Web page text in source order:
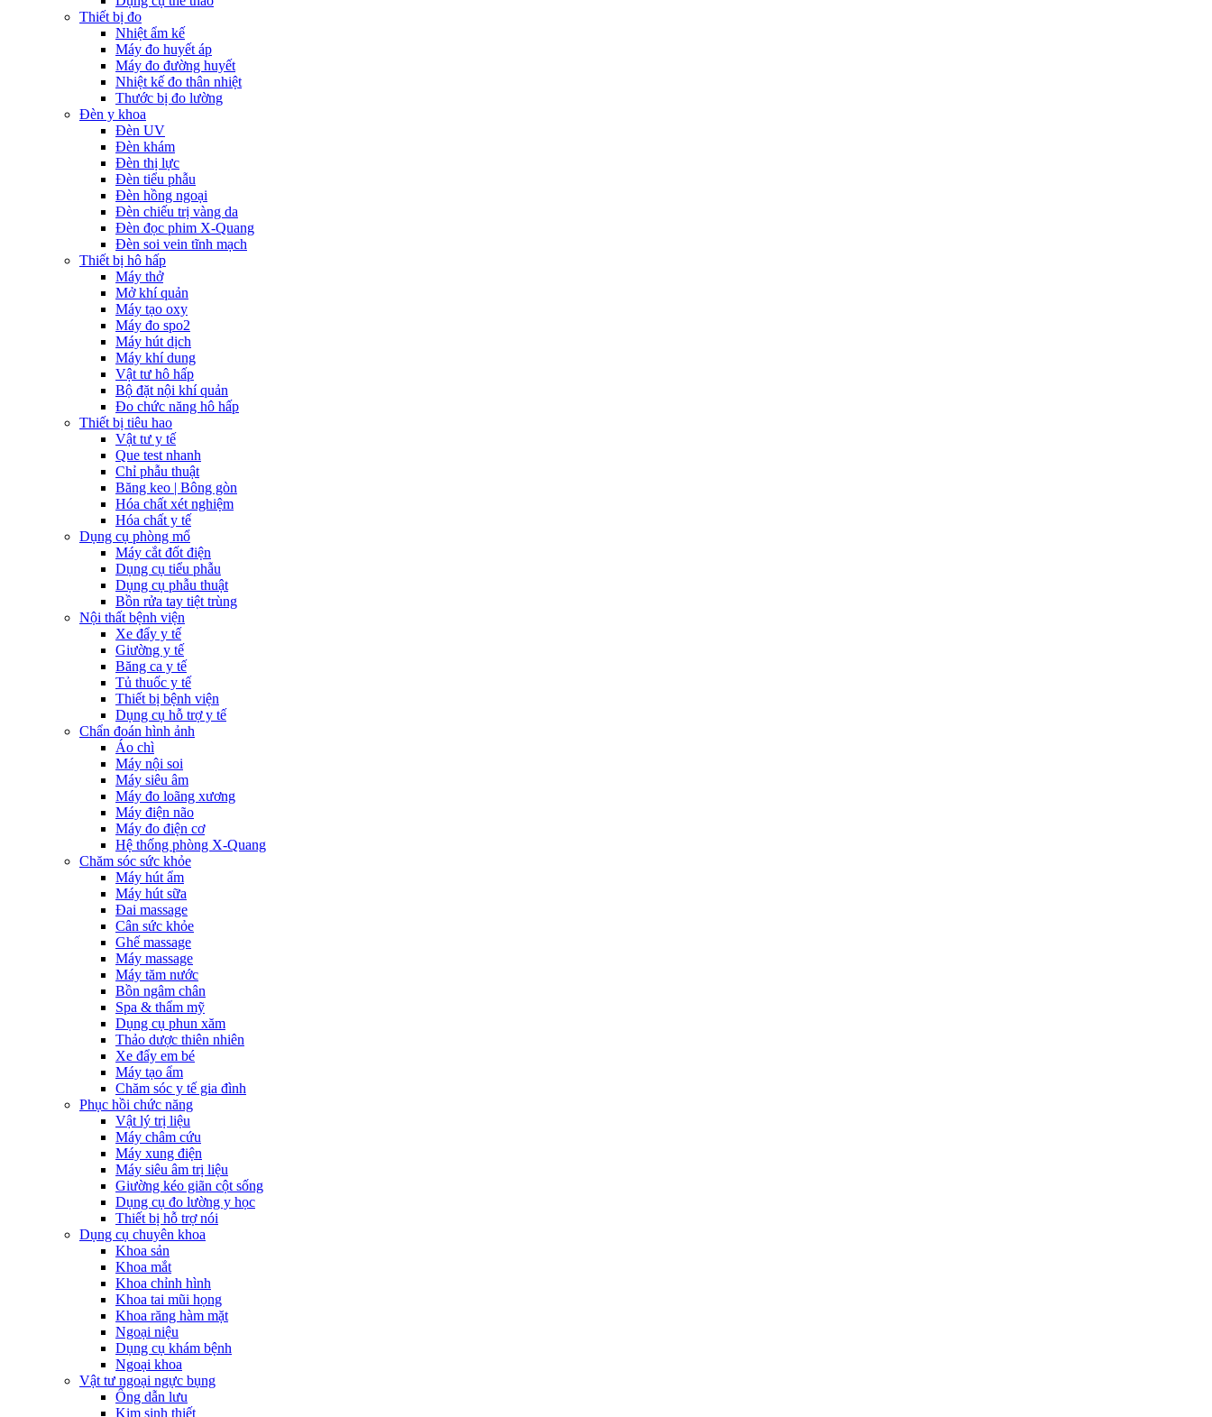
Thiết bị đo
Nhiệt ẩm kế
Máy đo huyết áp
Máy đo đường huyết
Nhiệt kế đo thân nhiệt
Thước bị đo lường
Đèn y khoa
Đèn UV
Đèn khám
Đèn thị lực
Đèn tiểu phẫu
Đèn hồng ngoại
Đèn chiếu trị vàng da
Đèn đọc phim X-Quang
Đèn soi vein tĩnh mạch
Thiết bị hô hấp
Máy thở
Mở khí quản
Máy tạo oxy
Máy đo spo2
Máy hút dịch
Máy khí dung
Vật tư hô hấp
Bộ đặt nội khí quản
Đo chức năng hô hấp
Thiết bị tiêu hao
Vật tư y tế
Que test nhanh
Chỉ phẫu thuật
Băng keo | Bông gòn
Hóa chất xét nghiệm
Hóa chất y tế
Dụng cụ phòng mổ
Máy cắt đốt điện
Dụng cụ tiểu phẫu
Dụng cụ phẫu thuật
Bồn rửa tay tiệt trùng
Nội thất bệnh viện
Xe đẩy y tế
Giường y tế
Băng ca y tế
Tủ thuốc y tế
Thiết bị bệnh viện
Dụng cụ hỗ trợ y tế
Chẩn đoán hình ảnh
Áo chì
Máy nội soi
Máy siêu âm
Máy đo loãng xương
Máy điện não
Máy đo điện cơ
Hệ thống phòng X-Quang
Chăm sóc sức khỏe
Máy hút ẩm
Máy hút sữa
Đai massage
Cân sức khỏe
Ghế massage
Máy massage
Máy tăm nước
Bồn ngâm chân
Spa & thẩm mỹ
Dụng cụ phun xăm
Thảo dược thiên nhiên
Xe đẩy em bé
Máy tạo ẩm
Chăm sóc y tế gia đình
Phục hồi chức năng
Vật lý trị liệu
Máy châm cứu
Máy xung điện
Máy siêu âm trị liệu
Giường kéo giãn cột sống
Dụng cụ đo lường y học
Thiết bị hỗ trợ nói
Dụng cụ chuyên khoa
Khoa sản
Khoa mắt
Khoa chỉnh hình
Khoa tai mũi họng
Khoa răng hàm mặt
Ngoại niệu
Dụng cụ khám bệnh
Ngoại khoa
Vật tư ngoại ngực bụng
Ống dẫn lưu
Kim sinh thiết